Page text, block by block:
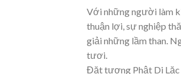
Với những người làm
thuận lợi, sự nghiệp
giải những lầm than.
tươi.
Đặt tượng Phật Di Lặc